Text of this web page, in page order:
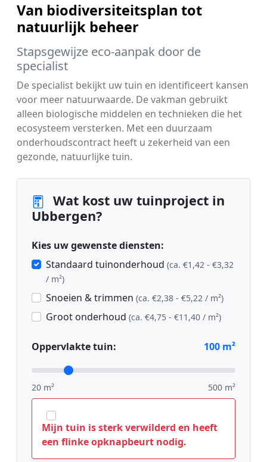
Van biodiversiteitsplan tot
natuurlijk beheer
Stapsgewijze eco-aanpak door de
specialist
De specialist bekijkt uw tuin en identificeert kansen
voor meer natuurwaarde. De vakman gebruikt
alleen biologische middelen en technieken die het
ecosysteem versterken. Met een duurzaam
onderhoudscontract heeft u zekerheid van een
gezonde, natuurlijke tuin.
Wat kost uw tuinproject in
Ubbergen?
Kies uw gewenste diensten:
Standaard tuinonderhoud (ca. €1,42 - €3,32
/ m²)
Snoeien & trimmen (ca. €2,38 - €5,22 / m²)
Groot onderhoud (ca. €4,75 - €11,40 / m²)
Oppervlakte tuin: 100 m²
20 m² 500 m²
Mijn tuin is sterk verwilderd en heeft
een flinke opknapbeurt nodig.